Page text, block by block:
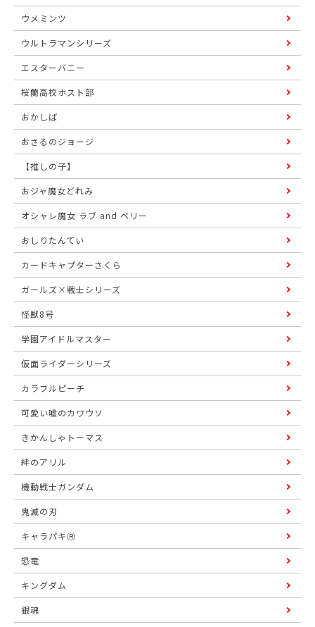
ウメミンツ
ウルトラマンシリーズ
エスターバニー
桜蘭高校ホスト部
おかしば
おさるのジョージ
【推しの子】
おジャ魔女どれみ
オシャレ魔女 ラブ and ベリー
おしりたんてい
カードキャプターさくら
ガールズ×戦士シリーズ
怪獣8号
学園アイドルマスター
仮面ライダーシリーズ
カラフルピーチ
可愛い嘘のカワウソ
きかんしゃトーマス
絆のアリル
機動戦士ガンダム
鬼滅の刃
キャラパキⓇ
恐竜
キングダム
銀魂